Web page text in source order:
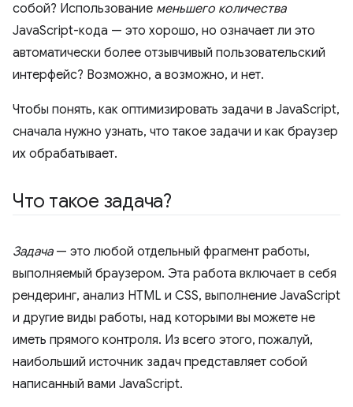
собой? Использование меньшего количества
JavaScript-кода — это хорошо, но означает ли это
автоматически более отзывчивый пользовательский
интерфейс? Возможно, а возможно, и нет.
Чтобы понять, как оптимизировать задачи в JavaScript,
сначала нужно узнать, что такое задачи и как браузер
их обрабатывает.
Что такое задача?
Задача— это любой отдельный фрагмент работы,
выполняемый браузером. Эта работа включает в себя
рендеринг, анализ HTML и CSS, выполнение JavaScript
и другие виды работы, над которыми вы можете не
иметь прямого контроля. Из всего этого, пожалуй,
наибольший источник задач представляет собой
написанный вами JavaScript.